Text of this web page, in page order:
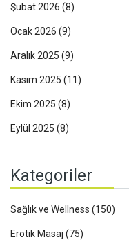
Şubat 2026 (8)
Ocak 2026 (9)
Aralık 2025 (9)
Kasım 2025 (11)
Ekim 2025 (8)
Eylül 2025 (8)
Kategoriler
Sağlık ve Wellness (150)
Erotik Masaj (75)